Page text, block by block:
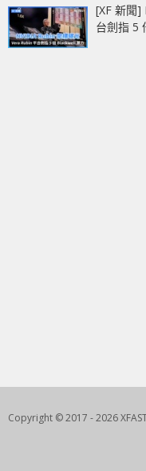
[XF 新聞
台劍指 5
Copyright © 2017 - 2026